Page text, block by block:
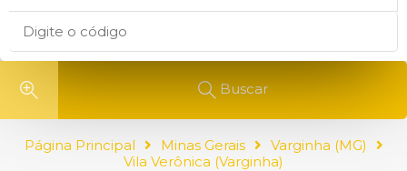
Buscar
Página Principal Minas Gerais
Varginha (MG)
Vila Verônica (Varginha)